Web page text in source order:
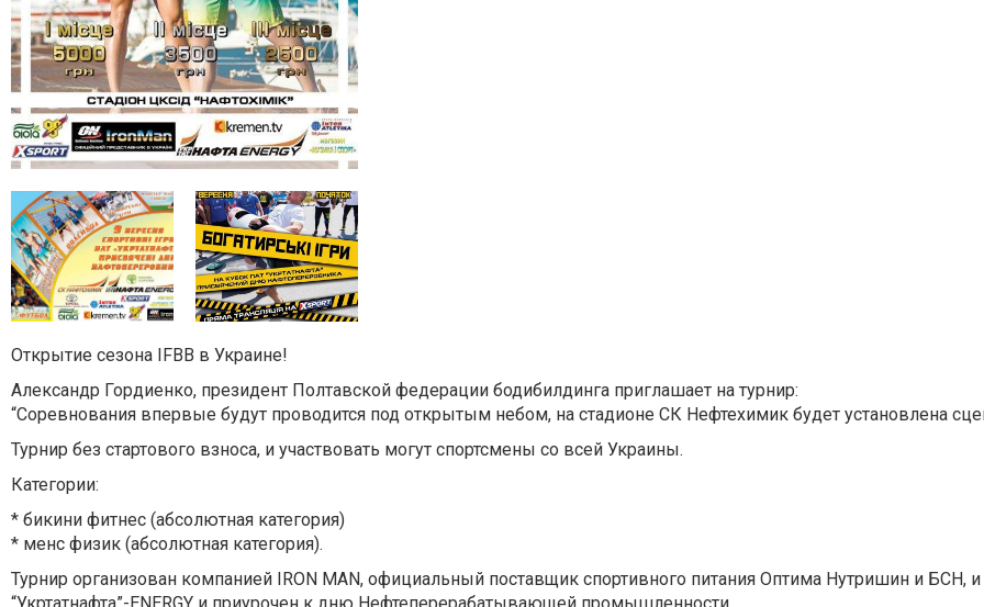
Открытие сезона IFBB в Украине!
Александр Гордиенко, президент Полтавской федерации бодибилдинга приглашает на турнир:
“Соревнования впервые будут проводится под открытым небом, на стадионе СК Нефтехимик будет установлена
Турнир без стартового взноса, и участвовать могут спортсмены со всей Украины.
Категории:
* бикини фитнес (абсолютная категория)
* менс физик (абсолютная категория).
Турнир организован компанией IRON MAN, официальный поставщик спортивного питания Оптима Нутришин и БСН,